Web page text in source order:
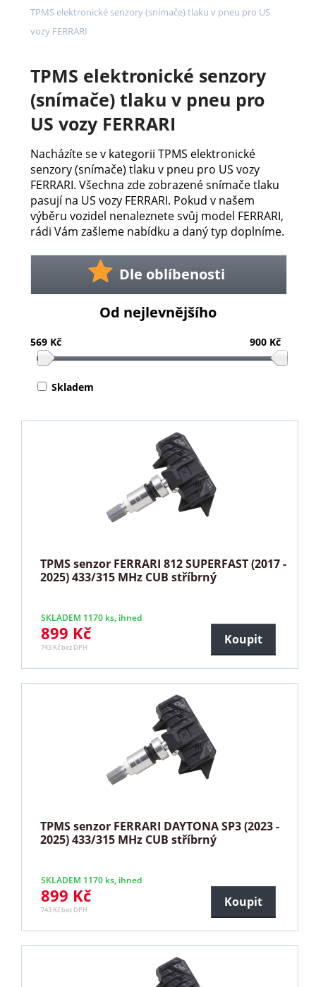
TPMS elektronické senzory (snímače) tlaku v pneu pro US
vozy FERRARI
TPMS elektronické senzory
(snímače) tlaku v pneu pro
US vozy FERRARI
Nacházíte se v kategorii TPMS elektronické
senzory (snímače) tlaku v pneu pro US vozy
FERRARI. Všechna zde zobrazené snímače tlaku
pasují na US vozy FERRARI. Pokud v našem
výběru vozidel nenaleznete svůj model FERRARI,
rádi Vám zašleme nabídku a daný typ doplníme.
Dle oblíbenosti
Od nejlevnějšího
569 Kč 900 Kč
Skladem
TPMS senzor FERRARI 812 SUPERFAST (2017 -
2025) 433/315 MHz CUB stříbrný
SKLADEM 1170 ks, ihned
899 Kč
743 Kč bez DPH
Koupit
TPMS senzor FERRARI DAYTONA SP3 (2023 -
2025) 433/315 MHz CUB stříbrný
SKLADEM 1170 ks, ihned
899 Kč
743 Kč bez DPH
Koupit